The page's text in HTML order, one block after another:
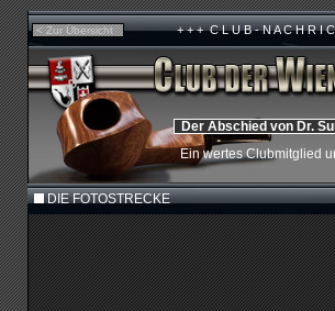
< Zur Übersicht+ + + C L U B - N A C H R I C H
Der Abschied von Dr.
Ein wertes Clubmitglied
DIE FOTOSTRECKE